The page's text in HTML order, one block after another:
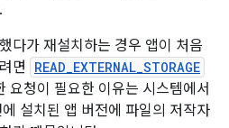
다가 재설치하는 경우 앱이 처음
면
READ_EXTERNAL_STORAGE
요청이 필요한 이유는 시스템에서
설치된 앱 버전에 파일의 저작자